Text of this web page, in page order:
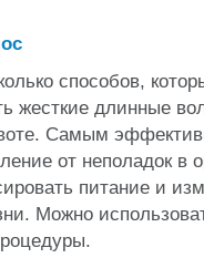
способов,
жесткие длинные
Самым
от неполадок в
питание и
Можно